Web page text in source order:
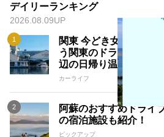
デイリーランキング
2026.08.09UP
関東 今どき女子おすす
う関東のドライブスポ
辺の日帰り温泉施設や
カーライフ
阿蘇のおすすめドライ
の宿泊施設も紹介！
ピックアップ